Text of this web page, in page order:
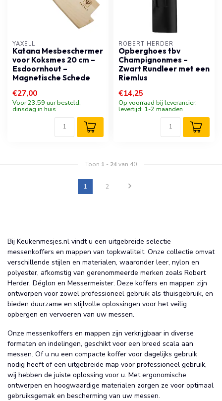
YAXELL
Katana Mesbeschermer
voor Koksmes 20 cm –
Esdoornhout –
Magnetische Schede
€27,00
Voor 23:59 uur besteld,
dinsdag in huis
ROBERT HERDER
Opberghoes tbv
Champignonmes –
Zwart Rundleer met een
Riemlus
€14,25
Op voorraad bij leverancier,
levertijd: 1-2 maanden
Toon 1 - 24van 40
1 2
Bij Keukenmesjes.nl vindt u een uitgebreide selectie
messenkoffers en mappen van topkwaliteit. Onze collectie omvat
verschillende stijlen en materialen, waaronder leer, nylon en
polyester, afkomstig van gerenommeerde merken zoals Robert
Herder, Déglon en Messermeister. Deze koffers en mappen zijn
ontworpen voor zowel professioneel gebruik als thuisgebruik, en
bieden duurzame en stijlvolle oplossingen voor het veilig
opbergen en vervoeren van uw messen.
Onze messenkoffers en mappen zijn verkrijgbaar in diverse
formaten en indelingen, geschikt voor een breed scala aan
messen. Of u nu een compacte koffer voor dagelijks gebruik
nodig heeft of een uitgebreide map voor professioneel gebruik,
wij hebben de juiste oplossing voor u. Met ergonomische
ontwerpen en hoogwaardige materialen zorgen ze voor optimaal
gebruiksgemak en bescherming van uw messen.